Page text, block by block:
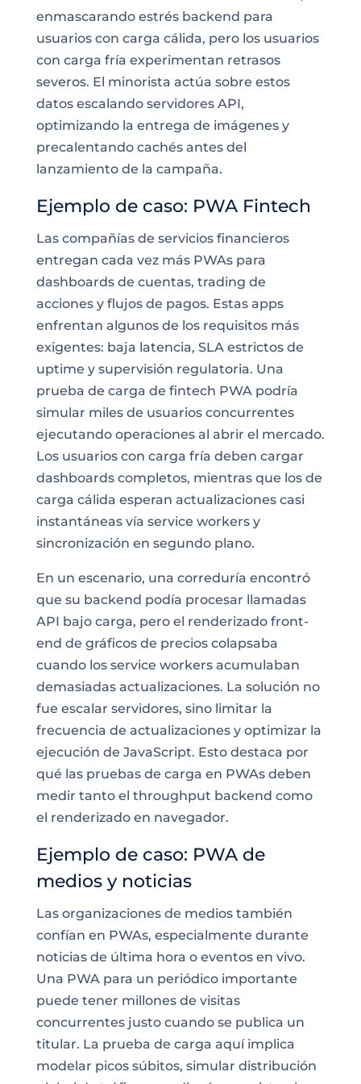
enmascarando estrés backend para
usuarios con carga cálida, pero los usuarios
con carga fría experimentan retrasos
severos. El minorista actúa sobre estos
datos escalando servidores API,
optimizando la entrega de imágenes y
precalentando cachés antes del
lanzamiento de la campaña.
Ejemplo de caso: PWA Fintech
Las compañías de servicios financieros
entregan cada vez más PWAs para
dashboards de cuentas, trading de
acciones y flujos de pagos. Estas apps
enfrentan algunos de los requisitos más
exigentes: baja latencia, SLA estrictos de
uptime y supervisión regulatoria. Una
prueba de carga de fintech PWA podría
simular miles de usuarios concurrentes
ejecutando operaciones al abrir el mercado.
Los usuarios con carga fría deben cargar
dashboards completos, mientras que los de
carga cálida esperan actualizaciones casi
instantáneas vía service workers y
sincronización en segundo plano.
En un escenario, una correduría encontró
que su backend podía procesar llamadas
API bajo carga, pero el renderizado front-
end de gráficos de precios colapsaba
cuando los service workers acumulaban
demasiadas actualizaciones. La solución no
fue escalar servidores, sino limitar la
frecuencia de actualizaciones y optimizar la
ejecución de JavaScript. Esto destaca por
qué las pruebas de carga en PWAs deben
medir tanto el throughput backend como
el renderizado en navegador.
Ejemplo de caso: PWA de
medios y noticias
Las organizaciones de medios también
confían en PWAs, especialmente durante
noticias de última hora o eventos en vivo.
Una PWA para un periódico importante
puede tener millones de visitas
concurrentes justo cuando se publica un
titular. La prueba de carga aquí implica
modelar picos súbitos, simular distribución